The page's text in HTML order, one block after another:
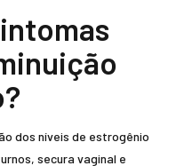
dos níveis de estrogênio
secura vaginal e